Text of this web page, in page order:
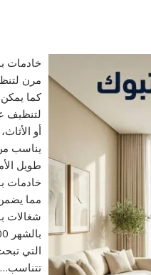
خادمات
مرن
كما
لتنظيف
أو
يناسب
طويل
خادمات
مما
التي
تتناسب…